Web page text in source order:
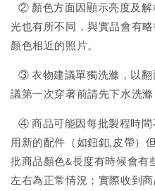
② 顏色方面因顯示亮度及解
光也有所不同，與實品會有
顏色相近的照片。
③ 衣物建議單獨洗滌，以翻
議第一次穿著前請先下水洗
④ 商品可能因每批製程時間
用新的配件（如鈕釦,皮帶）
批商品顏色&長度有時候會有
左右為正常情況；實際收到